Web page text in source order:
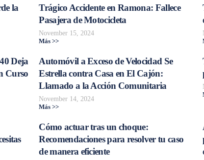
la
Trágico Accidente en Ramona: Fallece
Pasajera de Motocicleta
November 15, 2024
Más >>
Deja
Curso
Automóvil a Exceso de Velocidad Se
Estrella contra Casa en El Cajón:
Llamado a la Acción Comunitaria
November 14, 2024
Más >>
Cómo actuar tras un choque:
Recomendaciones para resolver tu caso
de manera eficiente